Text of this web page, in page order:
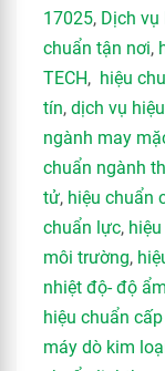
17025, Dịch vụ
chuẩn tận nơi,
TECH, hiệu
tín, dịch vụ
ngành may
chuẩn ngành
tử, hiệu chuẩn
chuẩn lực,
môi trường,
nhiệt độ- độ ẩm
hiệu chuẩn
máy dò kim